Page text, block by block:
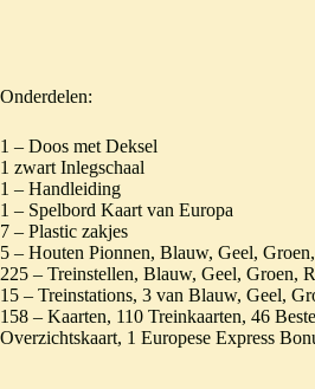
Onderdelen:
1 – Doos met Deksel
1 zwart Inlegschaal
1 – Handleiding
1 – Spelbord Kaart van Europa
7 – Plastic zakjes
5 – Houten Pionnen, Blauw, Geel,
225 – Treinstellen, Blauw, Geel, Groen,
15 – Treinstations, 3 van Blauw, Geel,
158 – Kaarten, 110 Treinkaarten, 46
Overzichtskaart, 1 Europese Express